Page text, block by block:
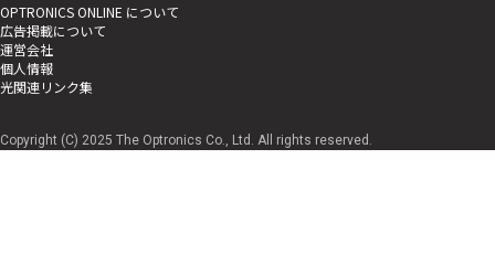
OPTRONICS ONLINE について
広告掲載について
運営会社
個人情報
光関連リンク集
Copyright (C) 2025 The Optronics Co., Ltd. All rights reserved.